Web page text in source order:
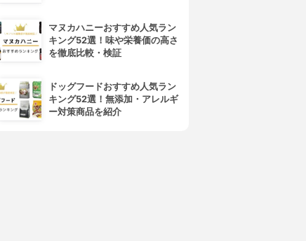
マヌカハニーおすすめ人気ラン
キング52選！味や栄養価の高さ
を徹底比較・検証
ドッグフードおすすめ人気ラン
キング52選！無添加・アレルギ
ー対策商品を紹介